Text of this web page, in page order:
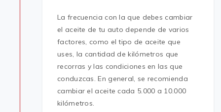
La frecuencia con la que debes cambiar
el aceite de tu auto depende de varios
factores, como el tipo de aceite que
uses, la cantidad de kilómetros que
recorras y las condiciones en las que
conduzcas. En general, se recomienda
cambiar el aceite cada 5.000 a 10.000
kilómetros.